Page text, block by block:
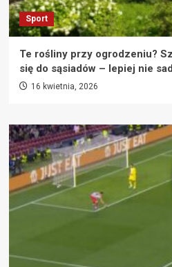
Sport
Te rośliny przy ogrodzeniu?
się do sąsiadów – lepiej nie
16 kwietnia, 2026